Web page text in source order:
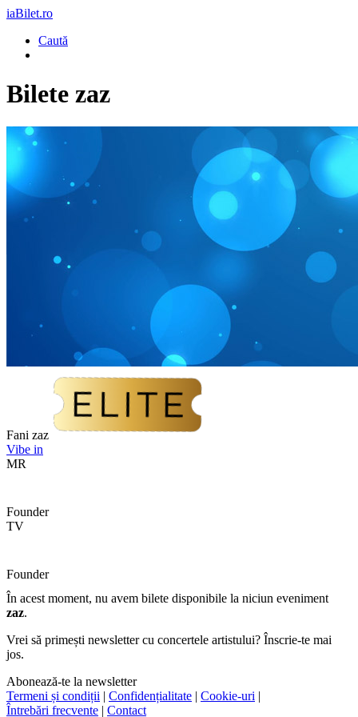
iaBilet.ro
Caută
Bilete zaz
Fani zaz
Vibe in
MR
Founder
TV
Founder
În acest moment, nu avem bilete disponibile la niciun eveniment
zaz.
Vrei să primești newsletter cu concertele artistului? Înscrie-te mai
jos.
Abonează-te la newsletter
Termeni și condiții | Confidențialitate | Cookie-uri |
Întrebări frecvente | Contact